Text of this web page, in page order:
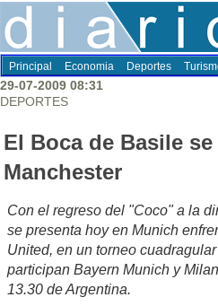
Principal Economia Deportes
29-07-2009 08:31
DEPORTES
El Boca de Basile
Manchester
Con el regreso del "Coco" a la
se presenta hoy en Munich
United, en un torneo
participan Bayern Munich y
13.30 de Argentina.